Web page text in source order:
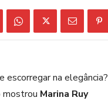
escorregar na elegância?
mostrou Marina Ruy